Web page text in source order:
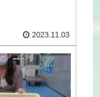
2023.11.03